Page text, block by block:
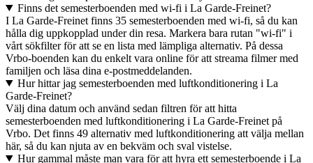
Finns det semesterboenden med wi-fi i La Garde-Freinet?
I La Garde-Freinet finns 35 semesterboenden med wi-fi, så du kan
hålla dig uppkopplad under din resa. Markera bara rutan "wi-fi" i
vårt sökfilter för att se en lista med lämpliga alternativ. På dessa
Vrbo-boenden kan du enkelt vara online för att streama filmer med
familjen och läsa dina e-postmeddelanden.
Hur hittar jag semesterboenden med luftkonditionering i La
Garde-Freinet?
Välj dina datum och använd sedan filtren för att hitta
semesterboenden med luftkonditionering i La Garde-Freinet på
Vrbo. Det finns 49 alternativ med luftkonditionering att välja mellan
här, så du kan njuta av en bekväm och sval vistelse.
Hur gammal måste man vara för att hyra ett semesterboende i La